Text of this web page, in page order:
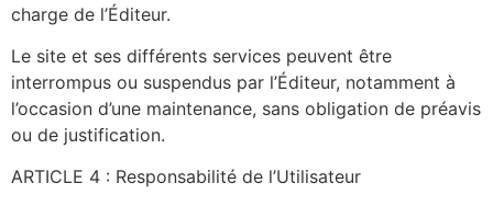
charge de l’Éditeur.
Le site et ses différents services peuvent être
interrompus ou suspendus par l’Éditeur, notamment à
l’occasion d’une maintenance, sans obligation de préavis
ou de justification.
ARTICLE 4 : Responsabilité de l’Utilisateur